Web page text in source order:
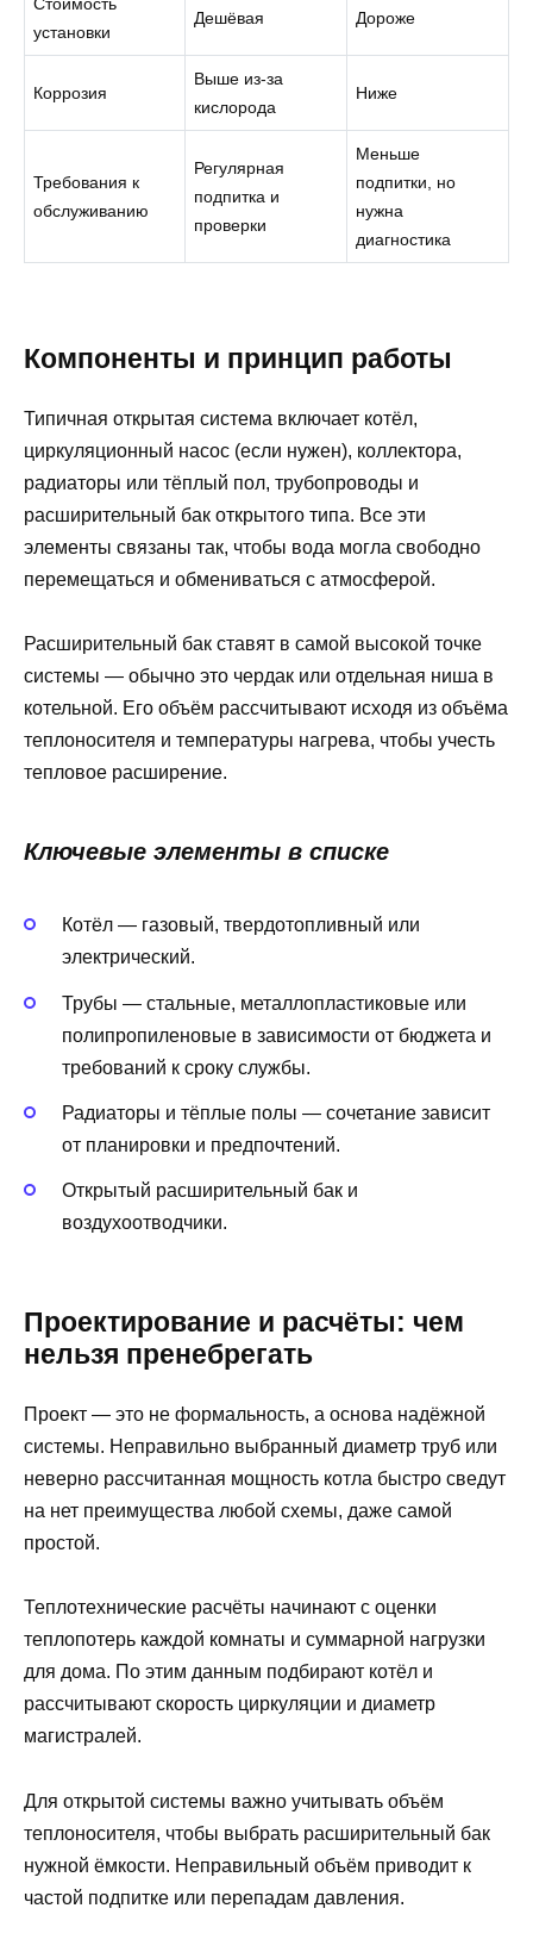
установки
Дешёвая Дороже
Коррозия
Выше из‑за
кислорода
Ниже
Требования к
обслуживанию
Регулярная
подпитка и
проверки
Меньше
подпитки, но
нужна
диагностика
Компоненты и принцип работы
Типичная открытая система включает котёл,
циркуляционный насос (если нужен), коллектора,
радиаторы или тёплый пол, трубопроводы и
расширительный бак открытого типа. Все эти
элементы связаны так, чтобы вода могла свободно
перемещаться и обмениваться с атмосферой.
Расширительный бак ставят в самой высокой точке
системы — обычно это чердак или отдельная ниша в
котельной. Его объём рассчитывают исходя из объёма
теплоносителя и температуры нагрева, чтобы учесть
тепловое расширение.
Ключевые элементы в списке
Котёл — газовый, твердотопливный или
электрический.
Трубы — стальные, металлопластиковые или
полипропиленовые в зависимости от бюджета и
требований к сроку службы.
Радиаторы и тёплые полы — сочетание зависит
от планировки и предпочтений.
Открытый расширительный бак и
воздухоотводчики.
Проектирование и расчёты: чем
нельзя пренебрегать
Проект — это не формальность, а основа надёжной
системы. Неправильно выбранный диаметр труб или
неверно рассчитанная мощность котла быстро сведут
на нет преимущества любой схемы, даже самой
простой.
Теплотехнические расчёты начинают с оценки
теплопотерь каждой комнаты и суммарной нагрузки
для дома. По этим данным подбирают котёл и
рассчитывают скорость циркуляции и диаметр
магистралей.
Для открытой системы важно учитывать объём
теплоносителя, чтобы выбрать расширительный бак
нужной ёмкости. Неправильный объём приводит к
частой подпитке или перепадам давления.